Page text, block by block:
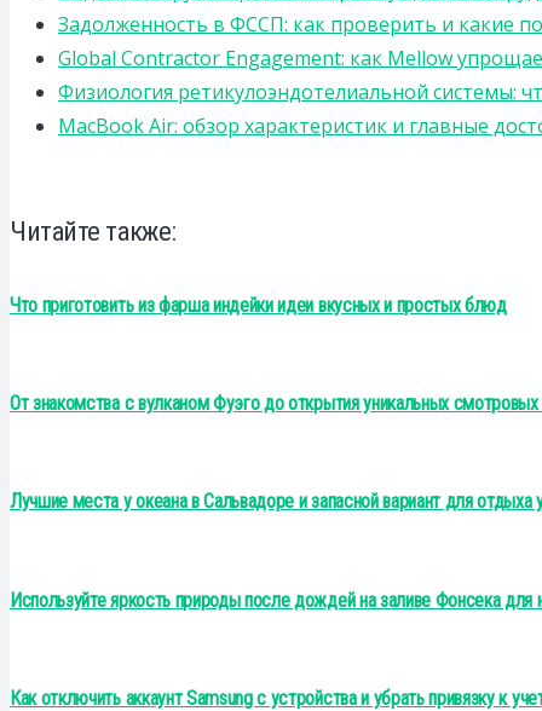
Задолженность в ФССП: как проверить и какие
Global Contractor Engagement: как Mellow
Физиология ретикулоэндотелиальной системы:
MacBook Air: обзор характеристик и главные
Читайте также:
Что приготовить из фарша индейки идеи вкусных и простых блюд
От знакомства с вулканом Фуэго до открытия уникальных
Лучшие места у океана в Сальвадоре и запасной вариант для отдыха
Используйте яркость природы после дождей на заливе Фонсека для
Как отключить аккаунт Samsung с устройства и убрать привязку к